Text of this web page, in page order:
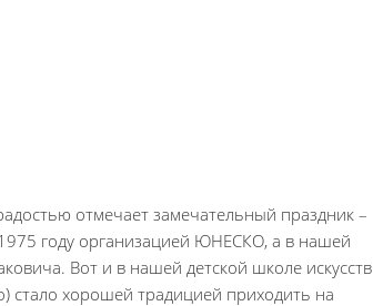
отмечает замечательный праздник –
году организацией ЮНЕСКО, а в нашей
Вот и в нашей детской школе искусств
стало хорошей традицией приходить на